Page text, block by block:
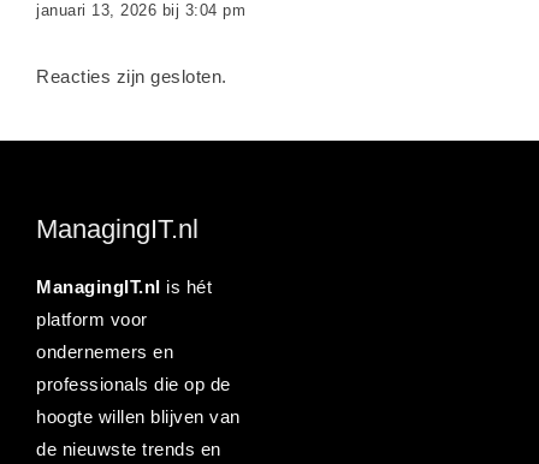
januari 13, 2026 bij 3:04 pm
Reacties zijn gesloten.
ManagingIT.nl
ManagingIT.nl is hét
platform voor
ondernemers en
professionals die op de
hoogte willen blijven van
de nieuwste trends en